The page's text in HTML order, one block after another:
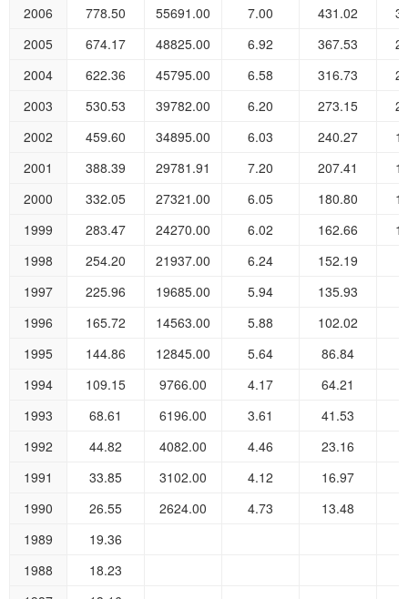
2006
778.50 55691.00 7.00 431.02
2005
674.17 48825.00 6.92 367.53
2004
622.36 45795.00 6.58 316.73
2003
530.53 39782.00 6.20 273.15
2002
459.60 34895.00 6.03 240.27
2001
388.39 29781.91 7.20 207.41
2000
332.05 27321.00 6.05 180.80
1999
283.47 24270.00 6.02 162.66
1998
254.20 21937.00 6.24 152.19
1997
225.96 19685.00 5.94 135.93
1996
165.72 14563.00 5.88 102.02
1995
144.86 12845.00 5.64 86.84
1994
109.15 9766.00 4.17 64.21
1993
68.61 6196.00 3.61 41.53
1992
44.82 4082.00 4.46 23.16
1991
33.85 3102.00 4.12 16.97
1990
26.55 2624.00 4.73 13.48
1989
19.36
1988
18.23